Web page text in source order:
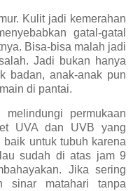
Kulit jadi kemerahan
gatal-gatal
Bisa-bisa malah jadi
Jadi bukan hanya
badan, anak-anak pun
di pantai.
permukaan
UVA dan UVB yang
untuk tubuh karena
sudah di atas jam 9
Jika sering
sinar matahari tanpa